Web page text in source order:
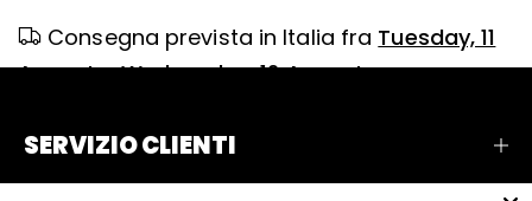
Consegna prevista in Italia fra Tuesday, 11
AugusteWednesday, 12 August
SERVIZIO CLIENTI